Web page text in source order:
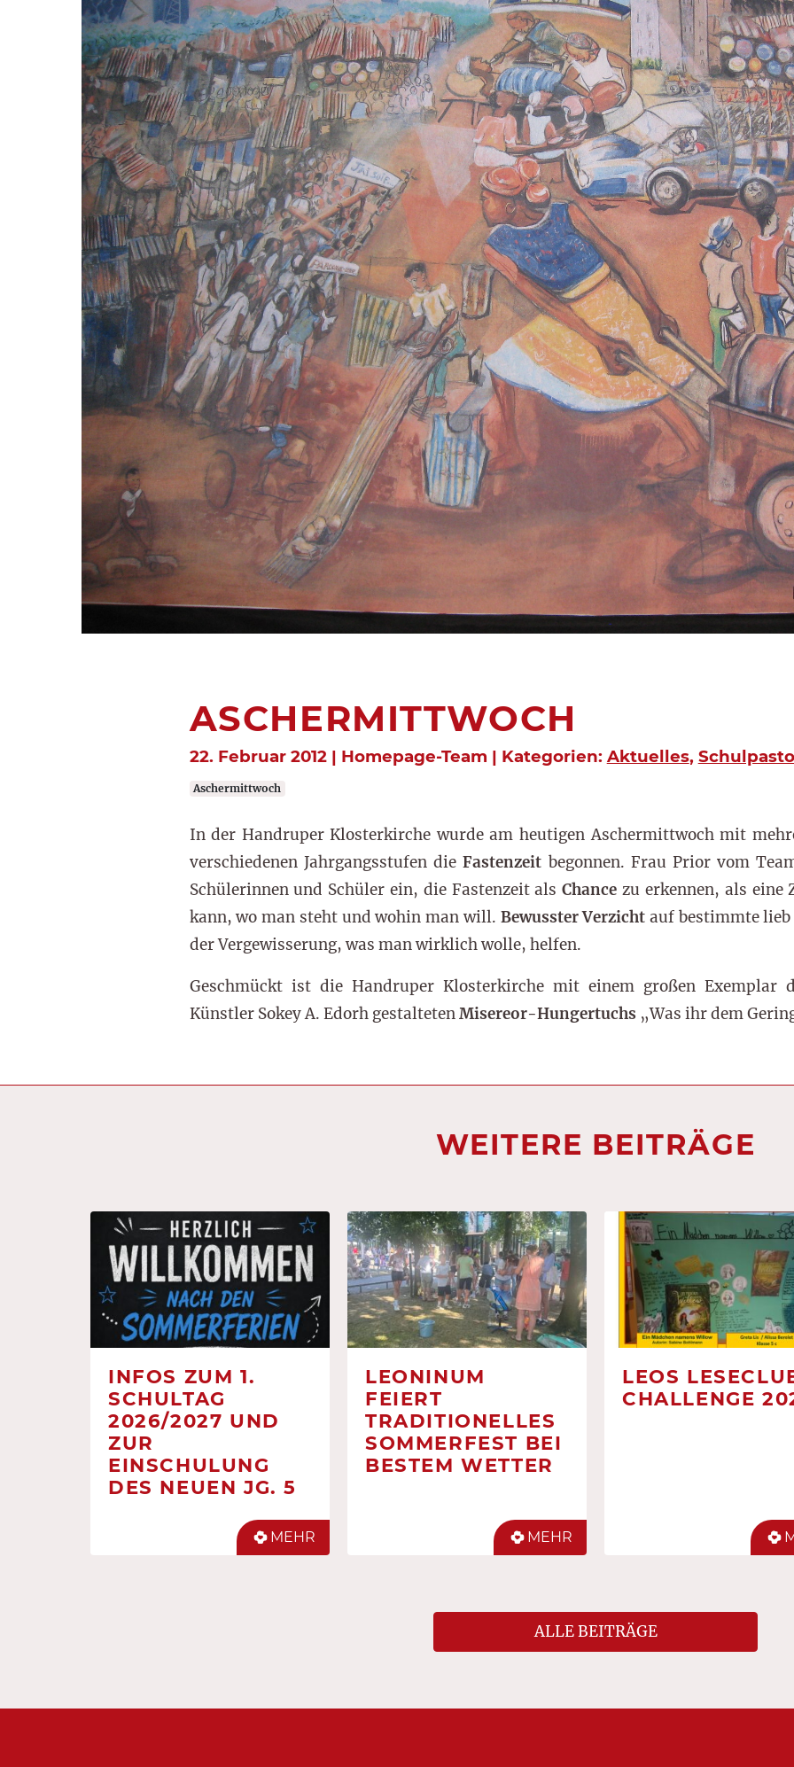
ASCHERMITTWOCH
22. Februar 2012 | Homepage-Team | Kategorien: Aktuelles,
Aschermittwoch
In der Handruper Klosterkirche wurde am heutigen Aschermittwoch mit
verschiedenen Jahrgangsstufen dieFastenzeit begonnen. Frau Prior vom
Schülerinnen und Schüler ein, die Fastenzeit alsChance zu erkennen, als eine
kann, wo man steht und wohin man will. Bewusster Verzicht auf bestimmte lieb
der Vergewisserung, was man wirklich wolle, helfen.
Geschmückt ist die Handruper Klosterkirche mit einem großen Exemplar
Künstler Sokey A. Edorh gestaltetenMisereor-Hungertuchs „Was ihr dem
WEITERE BEITRÄGE
INFOS ZUM 1.
SCHULTAG
2026/2027 UND
ZUR
EINSCHULUNG
DES NEUEN JG. 5
MEHR
LEONINUM
FEIERT
TRADITIONELLES
SOMMERFEST BEI
BESTEM WETTER
MEHR
LEOS
CHALLENGE
ALLE BEITRÄGE